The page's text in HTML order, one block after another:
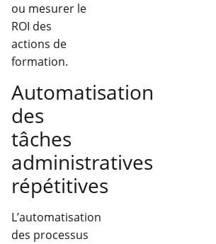
ou mesurer le
ROI des
actions de
formation.
Automatisation
des
tâches
administratives
répétitives
L’automatisation
des processus